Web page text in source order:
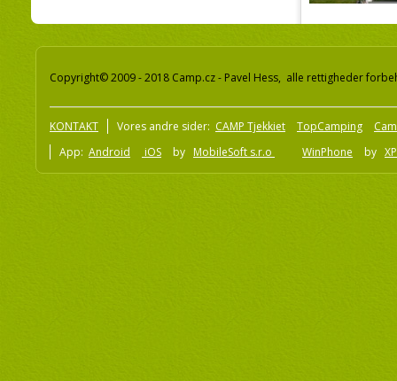
Copyright© 2009 - 2018 Camp.cz - Pavel Hess, alle rettigheder
KONTAKT Vores andre sider: CAMP Tjekkiet TopCamping
App: Android iOS by MobileSoft s.r.o WinPhone by